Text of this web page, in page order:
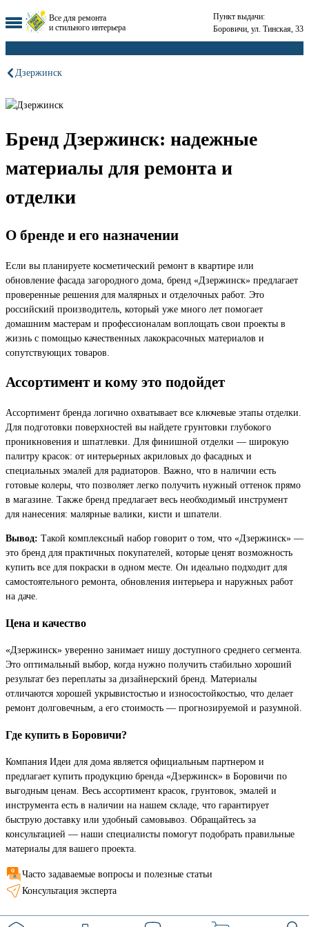
Все для ремонта
и стильного интерьера
Пункт выдачи:
Боровичи, ул. Тинская, 33
Дзержинск
Бренд Дзержинск: надежные
материалы для ремонта и
отделки
О бренде и его назначении
Если вы планируете косметический ремонт в квартире или
обновление фасада загородного дома, бренд «Дзержинск» предлагает
проверенные решения для малярных и отделочных работ. Это
российский производитель, который уже много лет помогает
домашним мастерам и профессионалам воплощать свои проекты в
жизнь с помощью качественных лакокрасочных материалов и
сопутствующих товаров.
Ассортимент и кому это подойдет
Ассортимент бренда логично охватывает все ключевые этапы отделки.
Для подготовки поверхностей вы найдете грунтовки глубокого
проникновения и шпатлевки. Для финишной отделки — широкую
палитру красок: от интерьерных акриловых до фасадных и
специальных эмалей для радиаторов. Важно, что в наличии есть
готовые колеры, что позволяет легко получить нужный оттенок прямо
в магазине. Также бренд предлагает весь необходимый инструмент
для нанесения: малярные валики, кисти и шпатели.
Вывод: Такой комплексный набор говорит о том, что «Дзержинск» —
это бренд для практичных покупателей, которые ценят возможность
купить все для покраски в одном месте. Он идеально подходит для
самостоятельного ремонта, обновления интерьера и наружных работ
на даче.
Цена и качество
«Дзержинск» уверенно занимает нишу доступного среднего сегмента.
Это оптимальный выбор, когда нужно получить стабильно хороший
результат без переплаты за дизайнерский бренд. Материалы
отличаются хорошей укрывистостью и износостойкостью, что делает
ремонт долговечным, а его стоимость — прогнозируемой и разумной.
Где купить в Боровичи?
Компания Идеи для дома является официальным партнером и
предлагает купить продукцию бренда «Дзержинск» в Боровичи по
выгодным ценам. Весь ассортимент красок, грунтовок, эмалей и
инструмента есть в наличии на нашем складе, что гарантирует
быструю доставку или удобный самовывоз. Обращайтесь за
консультацией — наши специалисты помогут подобрать правильные
материалы для вашего проекта.
Часто задаваемые вопросы и полезные статьи
Консультация эксперта